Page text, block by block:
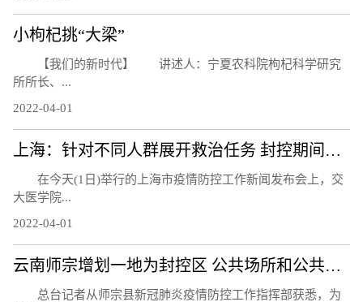
小枸杞挑“大梁”
【我们的新时代】 讲述人：宁夏农科院枸杞科学研究
所所长、...
2022-04-01
上海：针对不同人群展开救治任务 封控期间急诊正常开放
在今天(1日)举行的上海市疫情防控工作新闻发布会上，交
大医学院...
2022-04-01
云南师宗增划一地为封控区 公共场所和公共交通工具全部暂停营业
总台记者从师宗县新冠肺炎疫情防控工作指挥部获悉，为